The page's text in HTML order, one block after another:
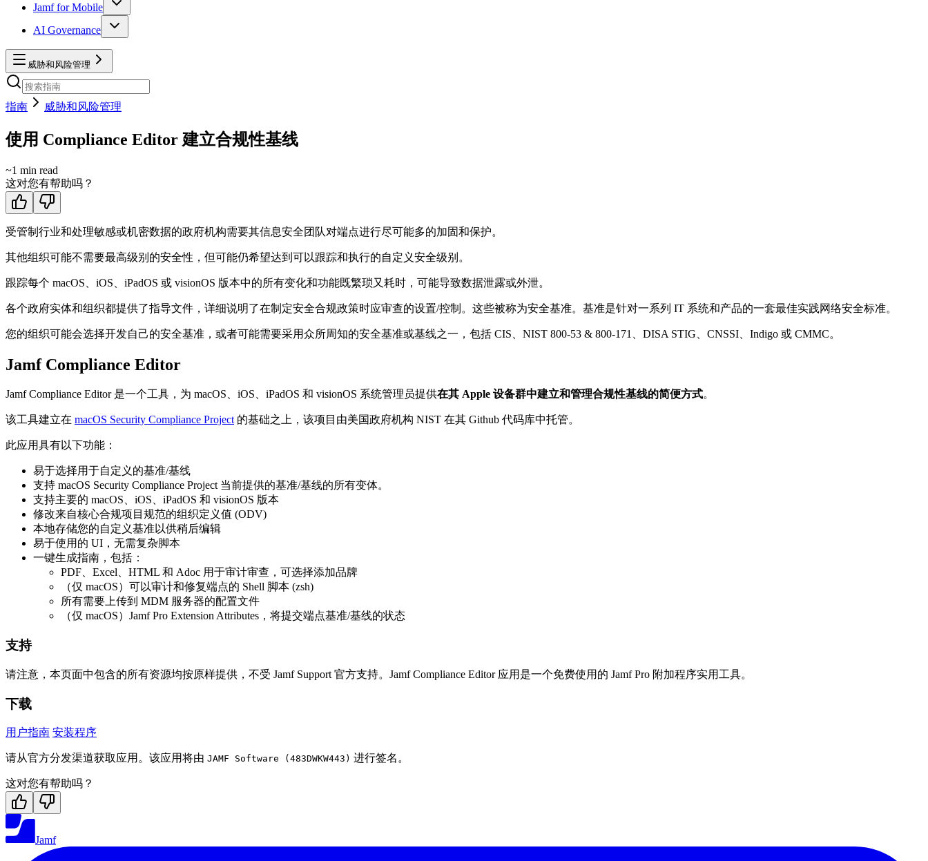
Jamf for Mobile
AI Governance
威胁和风险管理
指南 威胁和风险管理
使用 Compliance Editor 建立合规性基线
~1 min read
这对您有帮助吗？
受管制行业和处理敏感或机密数据的政府机构需要其信息安全团队对端点进行尽可能多的加固和保护。
其他组织可能不需要最高级别的安全性，但可能仍希望达到可以跟踪和执行的自定义安全级别。
跟踪每个 macOS、iOS、iPadOS 或 visionOS 版本中的所有变化和功能既繁琐又耗时，可能导致数据泄露或外泄。
各个政府实体和组织都提供了指导文件，详细说明了在制定安全合规政策时应审查的设置/控制。这些被称为安全基准。基准是针对一系列 IT 系统和产品的一套最佳实践网络安全标准。
您的组织可能会选择开发自己的安全基准，或者可能需要采用众所周知的安全基准或基线之一，包括 CIS、NIST 800-53 & 800-171、DISA STIG、CNSSI、Indigo 或 CMMC。
Jamf Compliance Editor
Jamf Compliance Editor 是一个工具，为 macOS、iOS、iPadOS 和 visionOS 系统管理员提供在其 Apple 设备群中建立和管理合规性基线的简便方式。
该工具建立在 macOS Security Compliance Project的基础之上，该项目由美国政府机构 NIST 在其 Github 代码库中托管。
此应用具有以下功能：
易于选择用于自定义的基准/基线
支持 macOS Security Compliance Project 当前提供的基准/基线的所有变体。
支持主要的 macOS、iOS、iPadOS 和 visionOS 版本
修改来自核心合规项目规范的组织定义值 (ODV)
本地存储您的自定义基准以供稍后编辑
易于使用的 UI，无需复杂脚本
一键生成指南，包括：
PDF、Excel、HTML 和 Adoc 用于审计审查，可选择添加品牌
（仅 macOS）可以审计和修复端点的 Shell 脚本 (zsh)
所有需要上传到 MDM 服务器的配置文件
（仅 macOS）Jamf Pro Extension Attributes，将提交端点基准/基线的状态
支持
请注意，本页面中包含的所有资源均按原样提供，不受 Jamf Support 官方支持。Jamf Compliance Editor 应用是一个免费使用的 Jamf Pro 附加程序实用工具。
下载
用户指南 安装程序
请从官方分发渠道获取应用。该应用将由 JAMF Software (483DWKW443) 进行签名。
这对您有帮助吗？
Jamf